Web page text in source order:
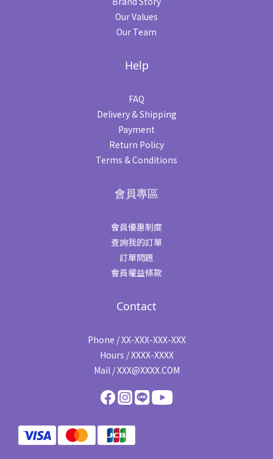
Our Values
Our Team
Help
FAQ
Delivery & Shipping
Payment
Return Policy
Terms & Conditions
會員專區
會員優惠制度
查詢我的訂單
訂單問題
會員權益條款
Contact
Phone / XX-XXX-XXX-XXX
Hours / XXXX-XXXX
Mail / XXX@XXXX.COM